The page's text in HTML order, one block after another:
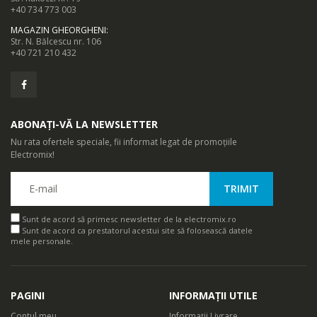
+40 734 773 003
MAGAZIN GHEORGHENI:
Str. N. Bălcescu nr. 106
+40 721 210 432
ABONAȚI-VĂ LA NEWSLETTER
Nu rata ofertele speciale, fii informat legat de promoțiile
Electromix!
Sunt de acord să primesc newsletter de la electromix.ro
Sunt de acord ca prestatorul acestui site să folosească datele
mele personale.
PAGINI INFORMAȚII UTILE